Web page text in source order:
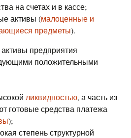
на счетах и в кассе;
активы (малоценные и
предметы).
предприятия
положительными
ликвидностью, а часть из
готовые средства платежа
);
степень структурной